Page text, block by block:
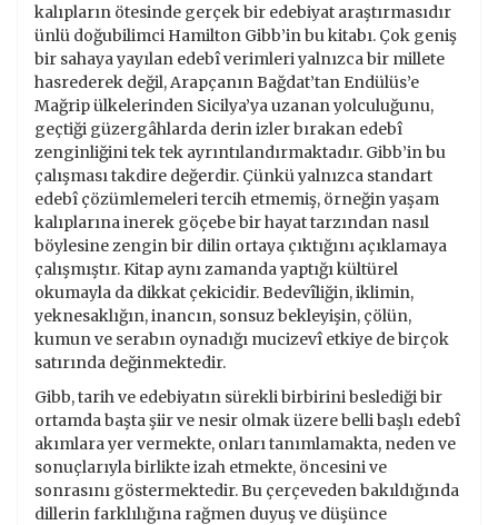
kalıpların ötesinde gerçek bir edebiyat araştırmasıdır
ünlü doğubilimci Hamilton Gibb’in bu kitabı. Çok geniş
bir sahaya yayılan edebî verimleri yalnızca bir millete
hasrederek değil, Arapçanın Bağdat’tan Endülüs’e
Mağrip ülkelerinden Sicilya’ya uzanan yolculuğunu,
geçtiği güzergâhlarda derin izler bırakan edebî
zenginliğini tek tek ayrıntılandırmaktadır. Gibb’in bu
çalışması takdire değerdir. Çünkü yalnızca standart
edebî çözümlemeleri tercih etmemiş, örneğin yaşam
kalıplarına inerek göçebe bir hayat tarzından nasıl
böylesine zengin bir dilin ortaya çıktığını açıklamaya
çalışmıştır. Kitap aynı zamanda yaptığı kültürel
okumayla da dikkat çekicidir. Bedevîliğin, iklimin,
yeknesaklığın, inancın, sonsuz bekleyişin, çölün,
kumun ve serabın oynadığı mucizevî etkiye de birçok
satırında değinmektedir.
Gibb, tarih ve edebiyatın sürekli birbirini beslediği bir
ortamda başta şiir ve nesir olmak üzere belli başlı edebî
akımlara yer vermekte, onları tanımlamakta, neden ve
sonuçlarıyla birlikte izah etmekte, öncesini ve
sonrasını göstermektedir. Bu çerçeveden bakıldığında
dillerin farklılığına rağmen duyuş ve düşünce